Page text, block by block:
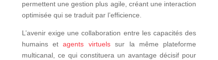
permettent une gestion plus agile, créant une interaction
optimisée qui se traduit par l’efficience.
L’avenir exige une collaboration entre les capacités des
humains etagents virtuels sur la même plateforme
multicanal, ce qui constituera un avantage décisif pour